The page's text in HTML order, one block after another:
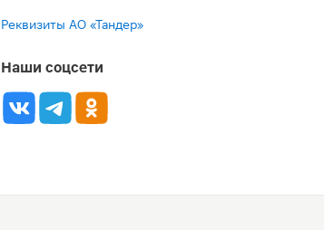
Реквизиты АО «Тандер»
Наши соцсети